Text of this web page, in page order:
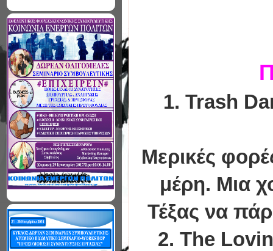
1. Trash
Μερικές
μέρη. Μια
Τέξας να
2. The